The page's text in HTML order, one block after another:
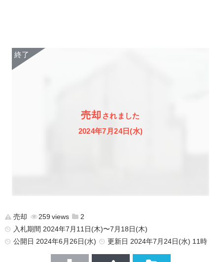
売却 されました
2024年7月24日(水)
売却 259
2
入札期間 2024年7月11日(木)〜7月18日(木)
公開日 2024年6月26日(水) 更新日 2024年7月24日(水) 11時